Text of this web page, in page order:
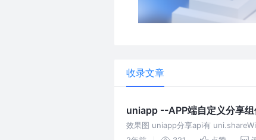
收录文章
uniapp --APP端自定义分享组
效果图 uniapp分享api有